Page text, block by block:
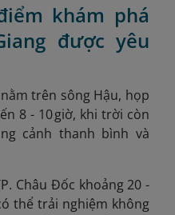
khám phá
được yêu
nằm trên sông Hậu, họp
8 - 10 giờ, khi trời còn
cảnh thanh bình và
Châu Đốc khoảng 20 -
thể trải nghiệm không